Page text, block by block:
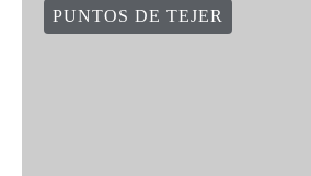
PUNTOS DE TEJER